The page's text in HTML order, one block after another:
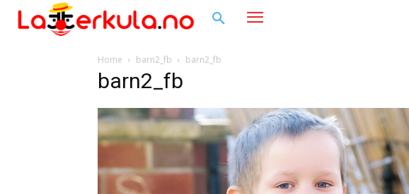
Home barn2_fb barn2_fb
barn2_fb